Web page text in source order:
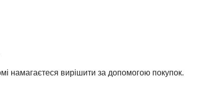
намагаєтеся вирішити за допомогою покупок.